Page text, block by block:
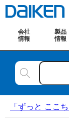
会社
情報
製品
情報
「ずっと ここ